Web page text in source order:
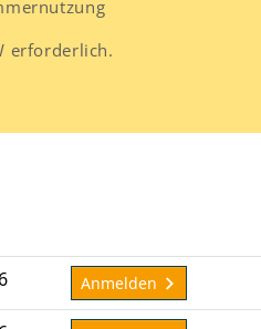
erforderlich.
Anmelden